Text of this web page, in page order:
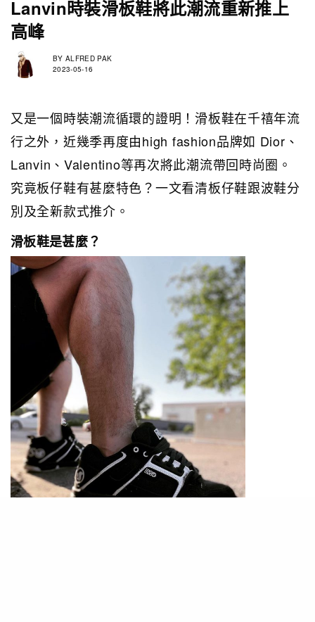
Lanvin時裝滑板鞋將此潮流重新推上
高峰
BY ALFRED PAK
2023-05-16
又是一個時裝潮流循環的證明！滑板鞋在千禧年流
行之外，近幾季再度由high fashion品牌如 Dior、
Lanvin、Valentino等再次將此潮流帶回時尚圈。
究竟板仔鞋有甚麼特色？一文看清板仔鞋跟波鞋分
別及全新款式推介。
滑板鞋是甚麼？